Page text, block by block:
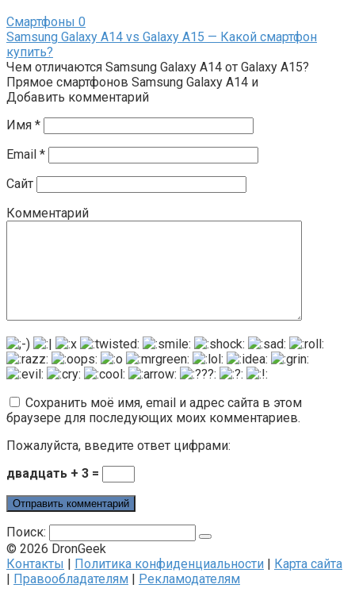
Смартфоны 0
Samsung Galaxy A14 vs Galaxy A15 — Какой смартфон
купить?
Чем отличаются Samsung Galaxy A14 от Galaxy A15?
Прямое смартфонов Samsung Galaxy A14 и
Добавить комментарий
Имя *
Email *
Сайт
Комментарий
Сохранить моё имя, email и адрес сайта в этом
браузере для последующих моих комментариев.
Пожалуйста, введите ответ цифрами:
двадцать + 3 =
Поиск:
© 2026 DronGeek
Контакты | Политика конфиденциальности | Карта сайта
| Правообладателям | Рекламодателям